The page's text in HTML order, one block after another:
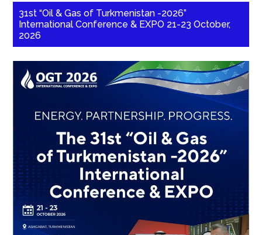
31st “Oil & Gas of Turkmenistan -2026”
International Conference & EXPO 21-23 October,
2026